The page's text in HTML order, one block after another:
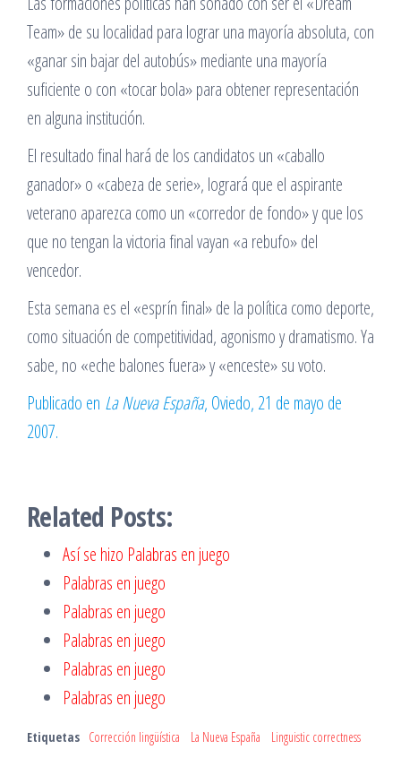
Team» de su localidad para lograr una mayoría absoluta, con
«ganar sin bajar del autobús» mediante una mayoría
suficiente o con «tocar bola» para obtener representación
en alguna institución.
El resultado final hará de los candidatos un «caballo
ganador» o «cabeza de serie», logrará que el aspirante
veterano aparezca como un «corredor de fondo» y que los
que no tengan la victoria final vayan «a rebufo» del
vencedor.
Esta semana es el «esprín final» de la política como deporte,
como situación de competitividad, agonismo y dramatismo. Ya
sabe, no «eche balones fuera» y «enceste» su voto.
Publicado en La Nueva España, Oviedo, 21 de mayo de
2007.
Related Posts:
Así se hizo Palabras en juego
Palabras en juego
Palabras en juego
Palabras en juego
Palabras en juego
Palabras en juego
Etiquetas Corrección lingüística La Nueva España
Linguistic correctness